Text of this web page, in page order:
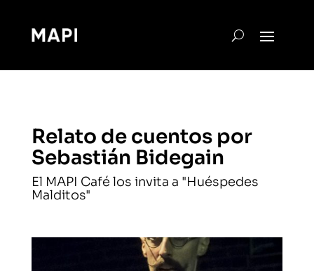
Relato de cuentos por
Sebastián Bidegain
El MAPI Café los invita a "Huéspedes
Malditos"